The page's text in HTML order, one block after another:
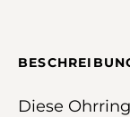
Diese